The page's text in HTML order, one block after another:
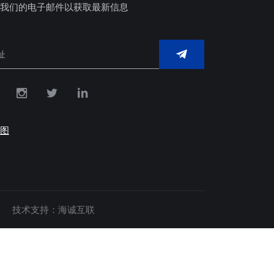
们的电子邮件以获取最新信息
技术支持：海诚互联